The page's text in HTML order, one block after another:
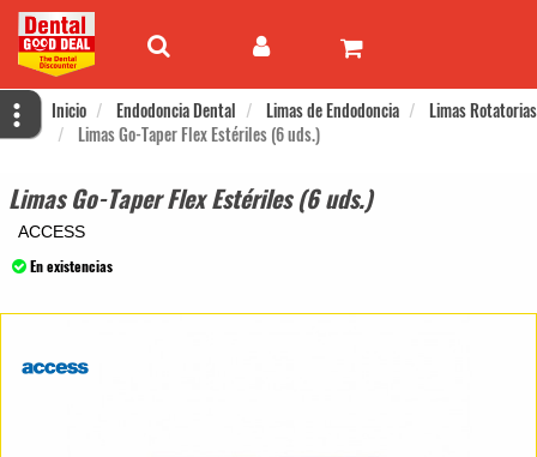
Inicio Endodoncia Dental Limas de Endodoncia
Limas Rotatorias
Limas Go-Taper Flex Estériles (6 uds.)
Limas Go-Taper Flex Estériles (6 uds.)
ACCESS
En existencias